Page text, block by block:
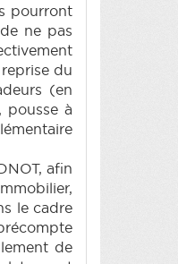
pourront
ne pas
du
(en
pousse à
afin
le cadre
de